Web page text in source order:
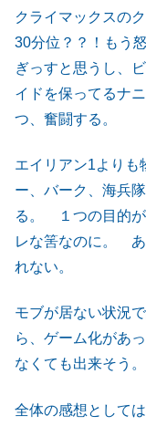
クライマックスの
30分位？？！もう
ぎっすと思うし、
イドを保ってるナ
つ、奮闘する。
エイリアン1よりも
ー、バーク、海兵
る。 １つの目的が
レな筈なのに。 あ
れない。
モブが居ない状況
ら、ゲーム化があ
なくても出来そう。
全体の感想として